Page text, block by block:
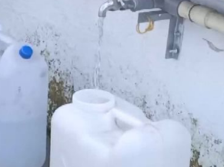
形 12:00
」氣 12:00
！ 10:30
潮 10:00